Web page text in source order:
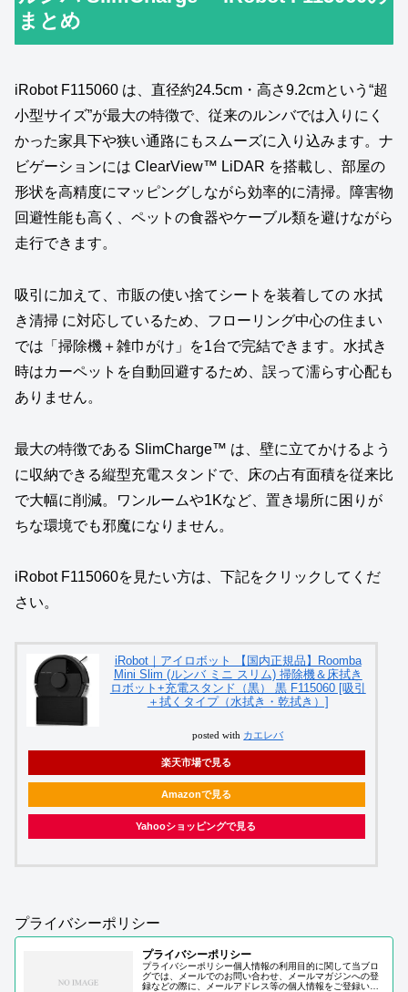
まとめ
iRobot F115060 は、直径約24.5cm・高さ9.2cmという“超
小型サイズ”が最大の特徴で、従来のルンバでは入りにく
かった家具下や狭い通路にもスムーズに入り込みます。ナ
ビゲーションには ClearView™ LiDAR を搭載し、部屋の
形状を高精度にマッピングしながら効率的に清掃。障害物
回避性能も高く、ペットの食器やケーブル類を避けながら
走行できます。
吸引に加えて、市販の使い捨てシートを装着しての 水拭
き清掃 に対応しているため、フローリング中心の住まい
では「掃除機＋雑巾がけ」を1台で完結できます。水拭き
時はカーペットを自動回避するため、誤って濡らす心配も
ありません。
最大の特徴である SlimCharge™ は、壁に立てかけるよう
に収納できる縦型充電スタンドで、床の占有面積を従来比
で大幅に削減。ワンルームや1Kなど、置き場所に困りが
ちな環境でも邪魔になりません。
iRobot F115060を見たい方は、下記をクリックしてくだ
さい。
iRobot｜アイロボット 【国内正規品】Roomba
Mini Slim (ルンバ ミニ スリム) 掃除機＆床拭き
ロボット+充電スタンド（黒） 黒 F115060 [吸引
＋拭くタイプ（水拭き・乾拭き）]
posted with カエレバ
楽天市場で見る
Amazonで見る
Yahooショッピングで見る
プライバシーポリシー
プライバシーポリシー
プライバシーポリシー個人情報の利用目的に関して当ブロ
グでは、メールでのお問い合わせ、メールマガジンへの登
録などの際に、メールアドレス等の個人情報をご登録いた